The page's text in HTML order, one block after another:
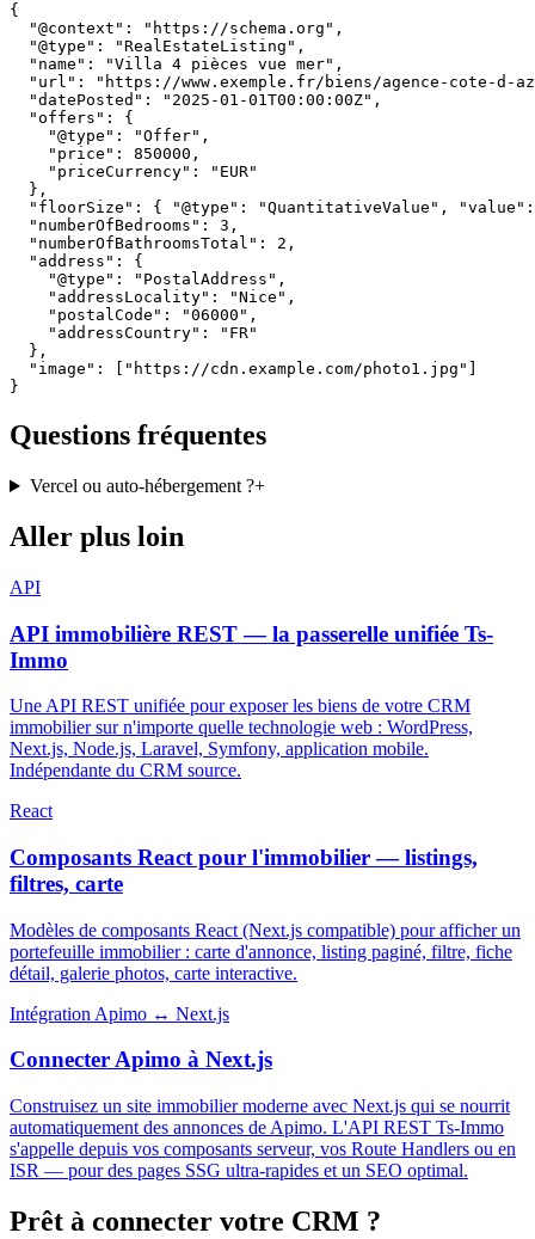
{
  "@context": "https://schema.org",
  "@type": "RealEstateListing",
  "name": "Villa 4 pièces vue mer",
"url": "https://www.exemple.fr/biens/agence-cote-d-
  "datePosted": "2025-01-01T00:00:00Z",
  "offers": {
    "@type": "Offer",
    "price": 850000,
    "priceCurrency": "EUR"
  },
"floorSize": { "@type": "QuantitativeValue",
  "numberOfBedrooms": 3,
  "numberOfBathroomsTotal": 2,
  "address": {
    "@type": "PostalAddress",
    "addressLocality": "Nice",
    "postalCode": "06000",
    "addressCountry": "FR"
  },
  "image": ["https://cdn.example.com/photo1.jpg"]
}
Questions fréquentes
Vercel ou auto-hébergement ?+
Aller plus loin
API
API immobilière REST — la passerelle unifiée Ts-
Immo
Une API REST unifiée pour exposer les biens de votre CRM
immobilier sur n'importe quelle technologie web : WordPress,
Next.js, Node.js, Laravel, Symfony, application mobile.
Indépendante du CRM source.
React
Composants React pour l'immobilier — listings,
filtres, carte
Modèles de composants React (Next.js compatible) pour afficher un
portefeuille immobilier : carte d'annonce, listing paginé, filtre, fiche
détail, galerie photos, carte interactive.
Intégration Apimo ↔ Next.js
Connecter Apimo à Next.js
Construisez un site immobilier moderne avec Next.js qui se nourrit
automatiquement des annonces de Apimo. L'API REST Ts-Immo
s'appelle depuis vos composants serveur, vos Route Handlers ou en
ISR — pour des pages SSG ultra-rapides et un SEO optimal.
Prêt à connecter votre CRM ?